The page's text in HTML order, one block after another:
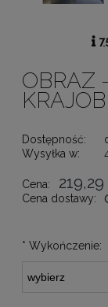
OBRAZ
Dostępność:
Wysyłka w:
Cena: 219,29
Cena dostawy:
* Wykończenie: